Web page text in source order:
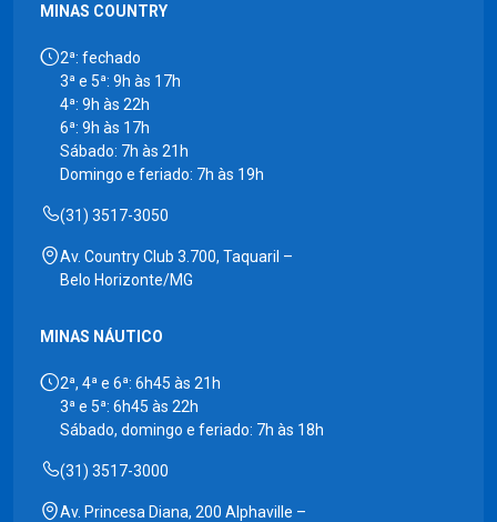
MINAS COUNTRY
2ª: fechado
3ª e 5ª: 9h às 17h
4ª: 9h às 22h
6ª: 9h às 17h
Sábado: 7h às 21h
Domingo e feriado: 7h às 19h
(31) 3517-3050
Av. Country Club 3.700, Taquaril –
Belo Horizonte/MG
MINAS NÁUTICO
2ª, 4ª e 6ª: 6h45 às 21h
3ª e 5ª: 6h45 às 22h
Sábado, domingo e feriado: 7h às 18h
(31) 3517-3000
Av. Princesa Diana, 200 Alphaville –